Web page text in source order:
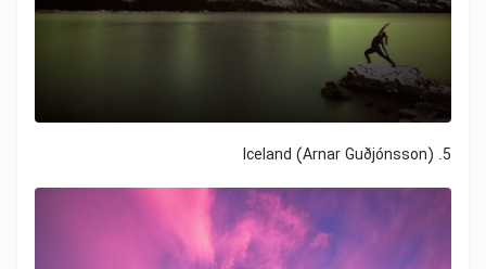
5. Iceland (Arnar Guðjónsson)